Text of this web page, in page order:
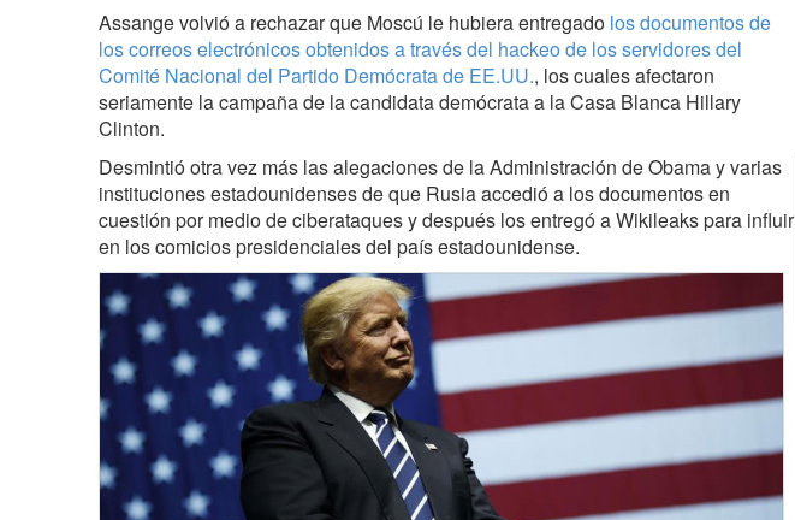
Assange volvió a rechazar que Moscú le hubiera entregado los documentos de
los correos electrónicos obtenidos a través del hackeo de los servidores del
Comité Nacional del Partido Demócrata de EE.UU., los cuales afectaron
seriamente la campaña de la candidata demócrata a la Casa Blanca Hillary
Clinton.
Desmintió otra vez más las alegaciones de la Administración de Obama y varias
instituciones estadounidenses de que Rusia accedió a los documentos en
cuestión por medio de ciberataques y después los entregó a Wikileaks para influir
en los comicios presidenciales del país estadounidense.